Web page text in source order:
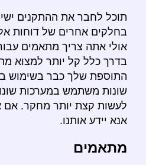
תוכל לחבר את ההתקנים
בחלקים אחרים של דוחות
אולי אתה צריך מתאמים
בדרך כלל קל יותר למצוא
התוספת שלך כבר בשימוש
שונות משתמש במערכות
לעשות קצת יותר מחקר. אם
אנא יידע אותנו.
מתאמים